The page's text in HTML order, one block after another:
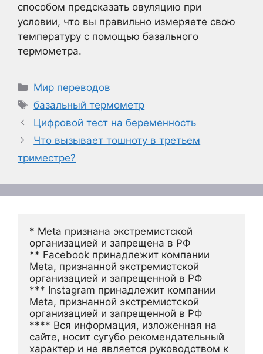
способом предсказать овуляцию при
условии, что вы правильно измеряете свою
температуру с помощью базального
термометра.
Рубрики
Мир переводов
Метки
базальный термометр
Цифровой тест на беременность
Что вызывает тошноту в третьем
триместре?
* Meta признана экстремистской
организацией и запрещена в РФ
** Facebook принадлежит компании
Meta, признанной экстремистской
организацией и запрещенной в РФ
*** Instagram принадлежит компании
Meta, признанной экстремистской
организацией и запрещенной в РФ
**** Вся информация, изложенная на
сайте, носит сугубо рекомендательный
характер и не является руководством к